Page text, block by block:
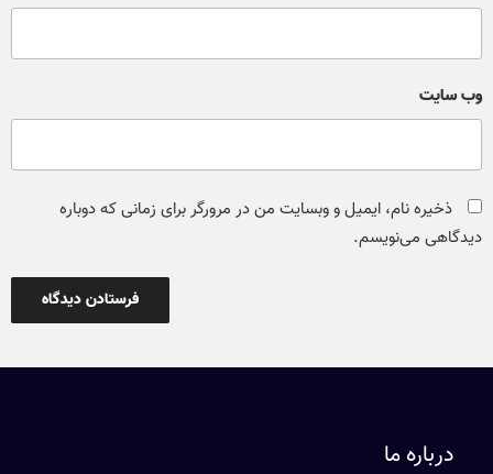
وب‌ سایت
ذخیره نام، ایمیل و وبسایت من در مرورگر برای زمانی که دوباره
دیدگاهی می‌نویسم.
درباره ما